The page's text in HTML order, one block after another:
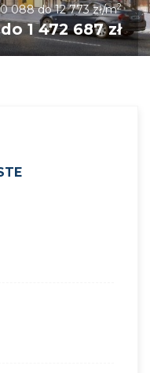
088 do 12 773 zł/m2
1 472 687 zł